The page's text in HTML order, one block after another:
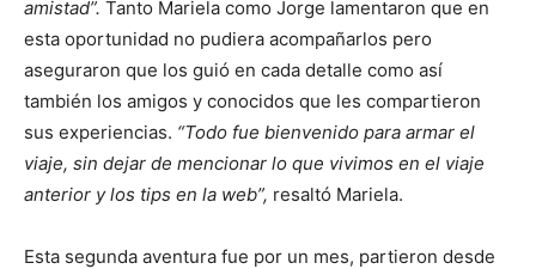
amistad”. Tanto Mariela como Jorge lamentaron que en
esta oportunidad no pudiera acompañarlos pero
aseguraron que los guió en cada detalle como así
también los amigos y conocidos que les compartieron
sus experiencias. “Todo fue bienvenido para armar el
viaje, sin dejar de mencionar lo que vivimos en el viaje
anterior y los tips en la web”, resaltó Mariela.
Esta segunda aventura fue por un mes, partieron desde